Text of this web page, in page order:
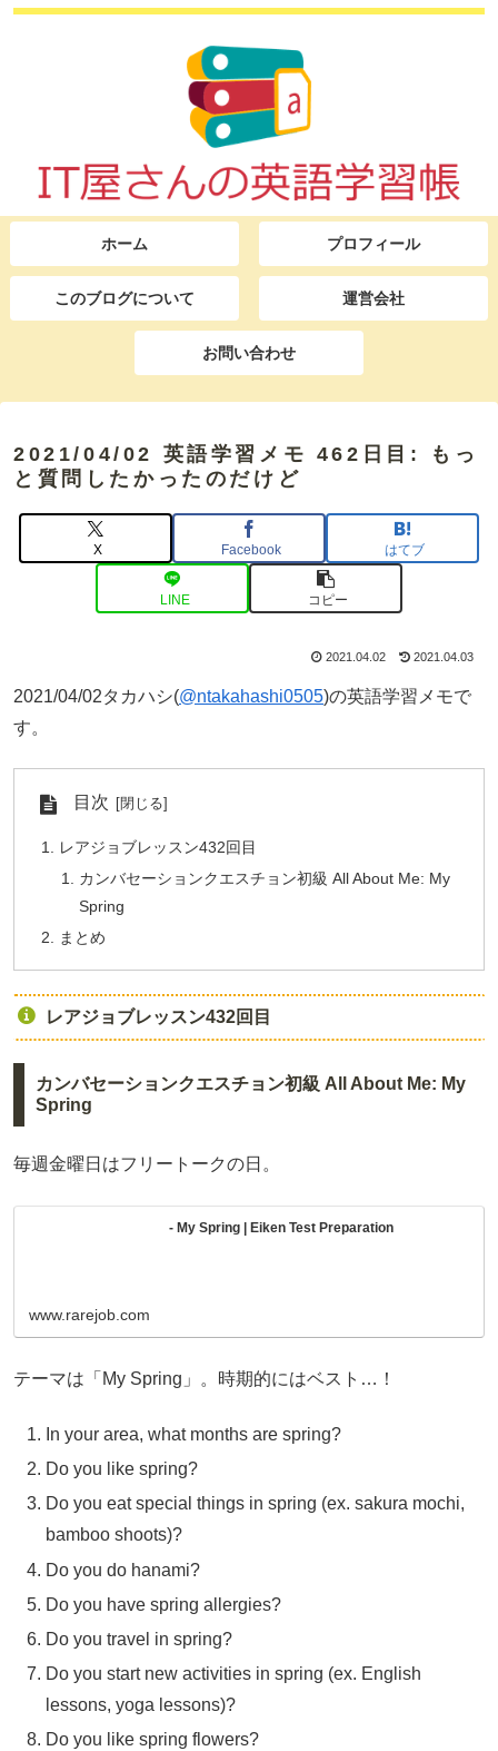
ホーム プロフィール
このブログについて 運営会社
お問い合わせ
2021/04/02 英語学習メモ 462日目: もっ
と質問したかったのだけど
X Facebook はてブ
LINE コピー
2021.04.02 2021.04.03
2021/04/02タカハシ(@ntakahashi0505)の英語学習メモで
す。
目次
レアジョブレッスン432回目
カンバセーションクエスチョン初級 All About Me: My
Spring
まとめ
レアジョブレッスン432回目
カンバセーションクエスチョン初級 All About Me: My
Spring
毎週金曜日はフリートークの日。
- My Spring | Eiken Test Preparation
www.rarejob.com
テーマは「My Spring」。時期的にはベスト…！
In your area, what months are spring?
Do you like spring?
Do you eat special things in spring (ex. sakura mochi,
bamboo shoots)?
Do you do hanami?
Do you have spring allergies?
Do you travel in spring?
Do you start new activities in spring (ex. English
lessons, yoga lessons)?
Do you like spring flowers?